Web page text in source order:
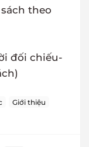
theo
đối chiếu-
Giới thiệu